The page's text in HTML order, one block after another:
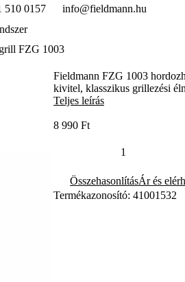
510 0157 info@fieldmann.hu
FZG 1003
Fieldmann FZG 1003
kivitel, klasszikus grillezési
Teljes leírás
8 990 Ft
ÖsszehasonlításÁr és
Termékazonosító: 41001532